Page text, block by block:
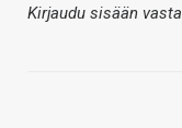
Kirjaudu sisään